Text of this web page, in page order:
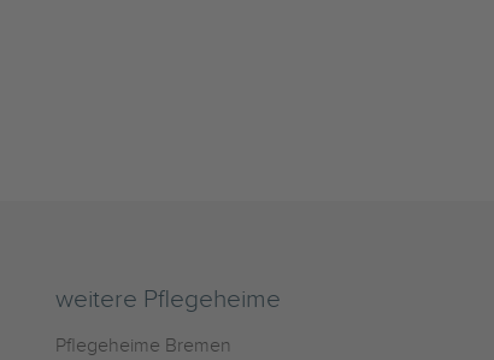
weitere Pflegeheime
Pflegeheime Bremen